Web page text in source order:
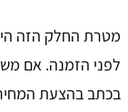
מטרת החלק הזה
לפני הזמנה. אם
בכתב בהצעת